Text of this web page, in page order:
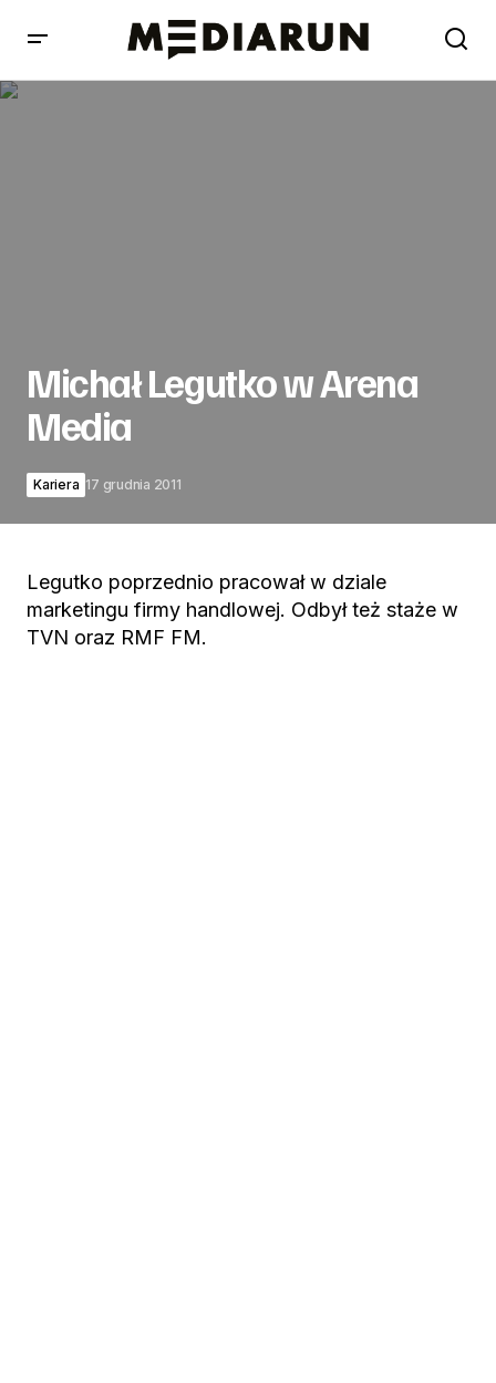
Michał Legutko w Arena
Media
Kariera 17 grudnia 2011
Legutko poprzednio pracował w dziale
marketingu firmy handlowej. Odbył też staże w
TVN oraz RMF FM.